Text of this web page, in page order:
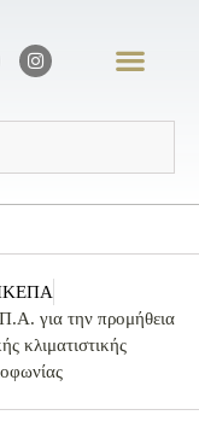
για την προμήθεια
κλιματιστικής